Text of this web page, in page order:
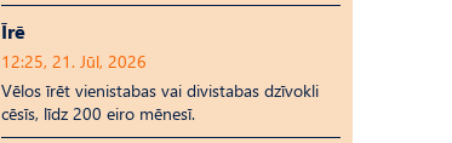
Īrē
12:25, 21. Jūl, 2026
Vēlos īrēt vienistabas vai divistabas dzīvokli
cēsīs, līdz 200 eiro mēnesī.